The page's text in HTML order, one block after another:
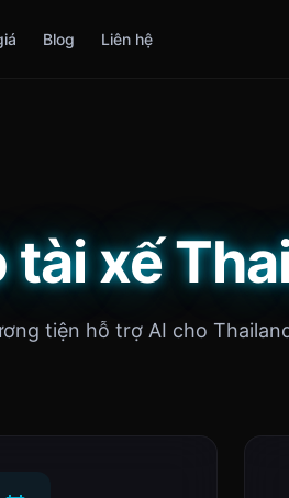
Blog Liên hệ
tài xế
tiện hỗ trợ AI cho